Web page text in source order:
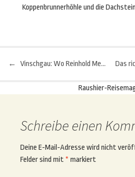
Koppenbrunnerhöhle und die
Beitragsnavigation
← Vinschgau: Wo Reinhold Messner den Sommer verbringt
Raushier-
Schreibe einen
Deine E-Mail-Adresse wird nicht
Felder sind mit * markiert